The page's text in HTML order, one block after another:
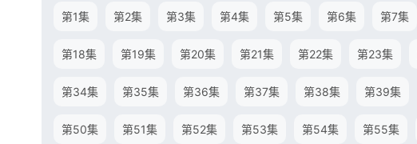
第1集 第2集 第3集 第4集 第5集 第6集 第7集
第18集 第19集 第20集 第21集 第22集 第23集
第34集 第35集 第36集 第37集 第38集 第39集
第50集 第51集 第52集 第53集 第54集 第55集